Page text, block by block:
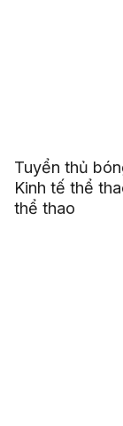
Tuyển thủ
Kinh tế thể
thể thao